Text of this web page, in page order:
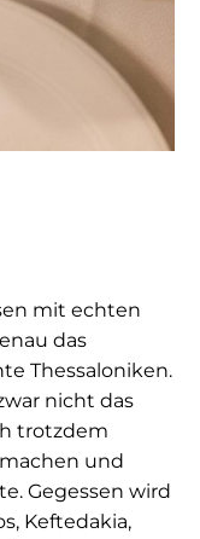
mit echten
das
Thessaloniken.
nicht das
trotzdem
und
Gegessen wird
Keftedakia,